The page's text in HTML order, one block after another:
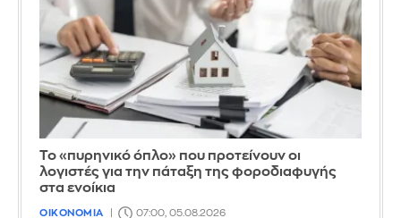
Το «πυρηνικό όπλο» που προτείνουν οι
λογιστές για την πάταξη της φοροδιαφυγής
στα ενοίκια
ΟΙΚΟΝΟΜΙΑ 07:00, 05.08.2026